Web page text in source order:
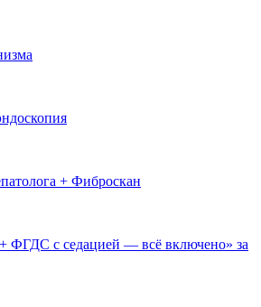
+ Фиброскан
ФГДС с седацией — всё включено» за